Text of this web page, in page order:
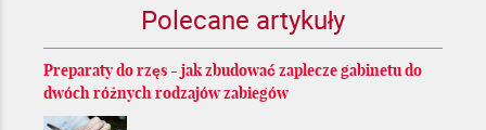
Polecane artykuły
Preparaty do rzęs - jak zbudować zaplecze gabinetu do
dwóch różnych rodzajów zabiegów